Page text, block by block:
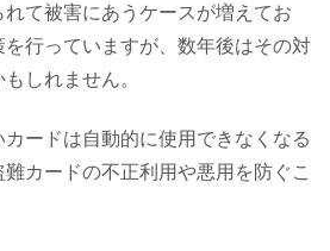
れて被害にあうケースが増えてお
を行っていますが、数年後はその対
しれません。
ードは自動的に使用できなくなる
カードの不正利用や悪用を防ぐこ